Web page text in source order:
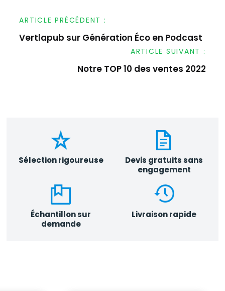
Navigation
ARTICLE PRÉCÉDENT :
Vertlapub sur Génération Éco en Podcast
ARTICLE SUIVANT :
Notre TOP 10 des ventes 2022
Sélection rigoureuse
Devis gratuits sans
engagement
Échantillon sur
demande
Livraison rapide